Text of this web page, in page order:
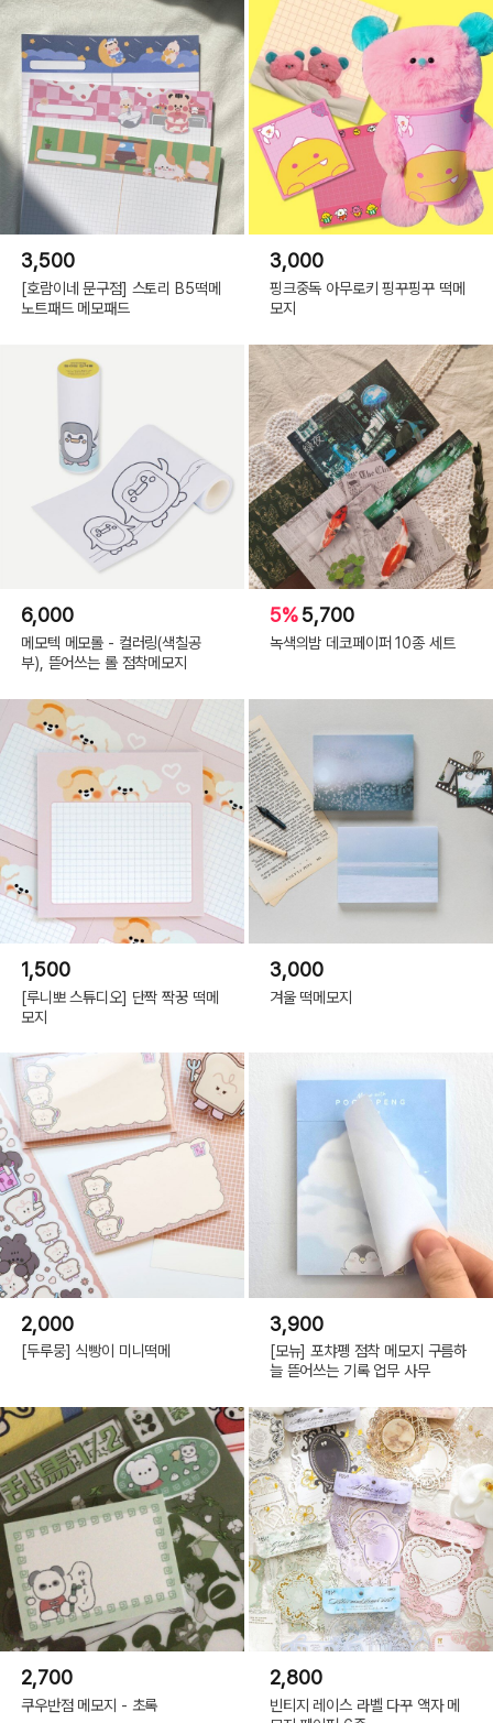
3,500
[호람이네 문구점] 스토리 B5떡메
노트패드 메모패드
3,000
핑크중독 아무로키 핑꾸핑꾸 떡메
모지
6,000
메모텍 메모롤 - 컬러링(색칠공
부), 뜯어쓰는 롤 점착메모지
5%5,700
녹색의밤 데코페이퍼 10종 세트
1,500
[루니뽀 스튜디오] 단짝 짝꿍 떡메
모지
3,000
겨울 떡메모지
2,000
[두루뭉] 식빵이 미니떡메
3,900
[모뉴] 포챠펭 점착 메모지 구름하
늘 뜯어쓰는 기록 업무 사무
2,700
쿠우반점 메모지 - 초록
2,800
빈티지 레이스 라벨 다꾸 액자 메